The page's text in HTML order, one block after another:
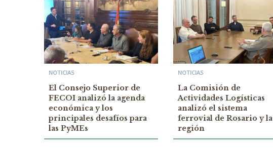
NOTICIAS
El Consejo Superior de
FECOI analizó la agenda
económica y los
principales desafíos para
las PyMEs
NOTICIAS
La Comisión de
Actividades Logísticas
analizó el sistema
ferrovial de Rosario y la
región